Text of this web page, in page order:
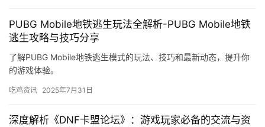
PUBG Mobile地铁逃生玩法全解析-PUBG Mobile地铁
逃生攻略与技巧分享
了解PUBG Mobile地铁逃生模式的玩法、技巧和最新动态，提升你
的游戏体验。
吃鸡资讯 2025年7月31日
深度解析《DNF卡盟论坛》：游戏玩家必备的交流与资